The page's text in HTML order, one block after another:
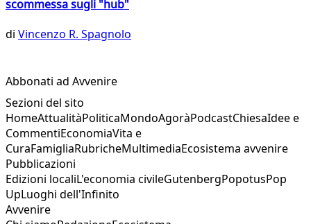
scommessa sugli "hub"
di Vincenzo R. Spagnolo
Abbonati ad Avvenire
Sezioni del sito
HomeAttualitàPoliticaMondoAgoràPodcastChiesaIdee e
CommentiEconomiaVita e
CuraFamigliaRubricheMultimediaEcosistema avvenire
Pubblicazioni
Edizioni localiL'economia civileGutenbergPopotusPop
UpLuoghi dell'Infinito
Avvenire